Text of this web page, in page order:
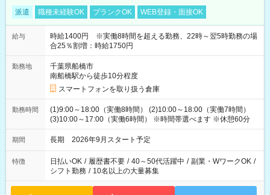
派遣 職種未経験OK ブランクOK WEB登録・面接OK
給与
時給1400円 ※実働8時間を超える勤務、22時～翌5時勤務の場
合25％割増：時給1750円
勤務地
千葉県船橋市
南船橋駅から徒歩10分程度
スマートフォンを取り扱う倉庫
勤務時間
(1)9:00～18:00（実働8時間） (2)10:00～18:00（実働7時間）
(3)10:00～17:00（実働6時間） ※時間帯選べます ※休憩60分
期間 長期 2026年9月スタート予定
特徴 日払いOK / 履歴書不要 / 40～50代活躍中 / 副業・WワークOK /
シフト勤務 / 10名以上の大量募集